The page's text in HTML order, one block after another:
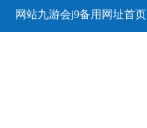
网站九游会j9备用网址首页